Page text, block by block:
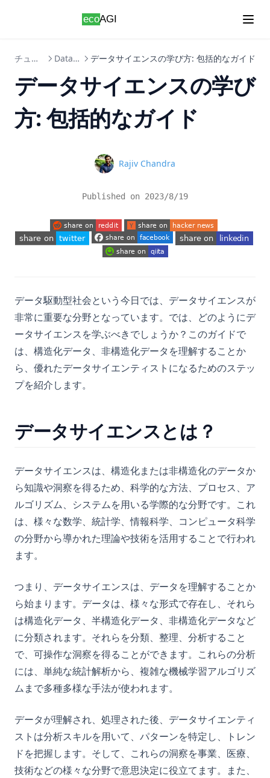
チュートリアル Data-Science データサイエンスの学び方: 包括的なガイド
データサイエンスの学び
方: 包括的なガイド
Name
Rajiv Chandra
Published on 2023/8/19
(opens in a new tab)(opens in a new tab)
(opens in a new tab)(opens in a new tab)
データ駆動型社会という今日では、データサイエンスが
非常に重要な分野となっています。では、どのようにデ
ータサイエンスを学ぶべきでしょうか？このガイドで
は、構造化データ、非構造化データを理解することか
ら、優れたデータサイエンティストになるためのステッ
プを紹介します。
データサイエンスとは？
データサイエンスは、構造化または非構造化のデータか
ら知識や洞察を得るため、科学的な方法、プロセス、ア
ルゴリズム、システムを用いる学際的な分野です。これ
は、様々な数学、統計学、情報科学、コンピュータ科学
の分野から導かれた理論や技術を活用することで行われ
ます。
つまり、データサイエンスは、データを理解することか
ら始まります。データは、様々な形式で存在し、それら
は構造化データ、半構造化データ、非構造化データなど
に分類されます。それらを分類、整理、分析すること
で、可操作な洞察を得ることができます。これらの分析
には、単純な統計解析から、複雑な機械学習アルゴリズ
ムまで多種多様な手法が使われます。
データが理解され、処理された後、データサイエンティ
ストは分析スキルを用いて、パターンを特定し、トレン
ドを把握します。そして、これらの洞察を事業、医療、
技術などの様々な分野で意思決定に役立てます。また、